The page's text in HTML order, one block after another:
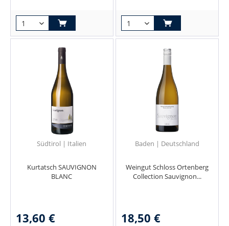
Südtirol | Italien
Kurtatsch SAUVIGNON
BLANC
13,60 €
Baden | Deutschland
Weingut Schloss Ortenberg
Collection Sauvignon...
18,50 €